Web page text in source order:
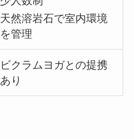
天然溶岩石で室内環境
を管理
ビクラムヨガとの提携
あり